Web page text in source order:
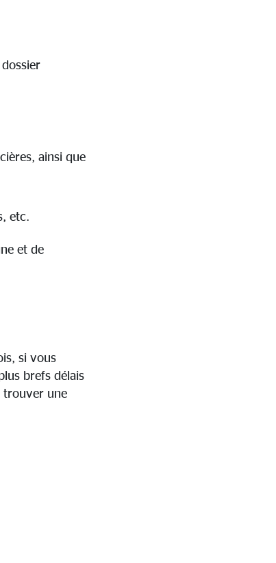
ainsi que
etc.
et de
si vous
brefs délais
trouver une